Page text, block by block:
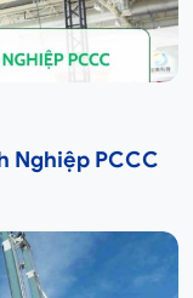
Nghiệp PCCC